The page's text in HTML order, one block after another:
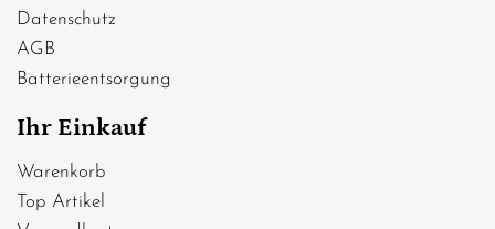
Datenschutz
AGB
Batterieentsorgung
Ihr Einkauf
Warenkorb
Top Artikel